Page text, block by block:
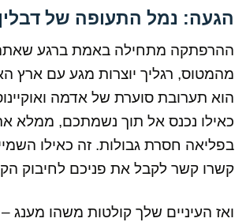
הגעה: נמל התעופה של דבלין
ההרפתקה מתחילה באמת ברגע
מהמטוס, רגליך יוצרות מגע עם ארץ
הוא תערובת סוערת של אדמה
כאילו נכנס אל תוך נשמתכם, ממלא
בפליאה חסרת גבולות. זה כאילו
קשרו קשר לקבל את פניכם לחיבוק
ואז העיניים שלך קולטות משהו מענג